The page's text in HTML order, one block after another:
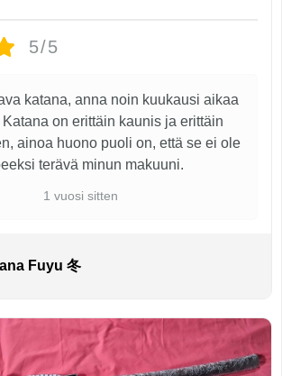
5/5
katana, anna noin kuukausi aikaa
on erittäin kaunis ja erittäin
ainoa huono puoli on, että se ei ole
terävä minun makuuni.
1 vuosi sitten
Fuyu 冬